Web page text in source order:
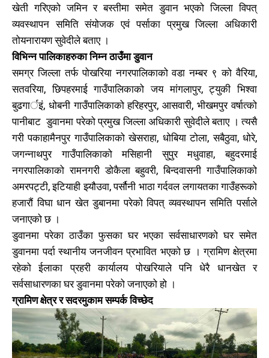
काबिलखबर एफएम सुन्नुहोस
उज्यालो एफएम सुन्नुहोस
समाचार 1080
काबिलखबर एफएम सुन्नुहोस
उज्यालो एफएम सुन्नुहोस
समाचार 1080
खेती गरिएको जमिन र बस्तीमा समेत डुवान भएको जिल्ला विपत्
व्यवस्थापन समिति संयोजक एवं पर्साका प्रमुख जिल्ला अधिकारी
तोयनारायण सुवेदीले बताए ।
विभिन्न पालिकाहरुका निम्न ठाउँमा डुवान
समग्र जिल्ला तर्फ पोखरिया नगरपालिकाको वडा नम्बर ९ को वैरिया,
सतवरिया, छिपहरमाई गाउँपालिकाको जय मांगलापुर, ट्युकी भिश्वा
बुढगार्इं, धोबनी गाउँपालिकाको हरिहरपुर, आसवारी, भीखमपुर वर्षात्को
पानीबाट डुवानमा परेको प्रमुख जिल्ला अधिकारी सुवेदीले बताए । त्यसै
गरी पकाहामैनपुर गाउँपालिकाको खेसराहा, धोबिया टोला, सबैठुवा, धोरे,
जगन्नाथपुर गाउँपालिकाको मसिहानी सुपुर मधुवाहा, बहुदरमाई
नगरपालिकाको रामनगरी डोकैला बहुवरी, बिन्दवासनी गाउँपालिकाको
अमरपट्टी, इटियाही झ्यौउवा, पर्सौनी भाठा गर्दवल लगायतका गाउँहरूको
हजारौं विघा धान खेत डुबानमा परेको विपत् व्यवस्थापन समिति पर्साले
जनाएको छ ।
डुवानमा परेका ठाउँका फुसका घर भएका सर्वसाधारणको घर समेत
डुवानमा पर्दा स्थानीय जनजीवन प्रभावित भएको छ । ग्रामिण क्षेत्रमा
रहेको ईलाका प्रहरी कार्यालय पोखरियाले पनि धेरै धानखेत र
सर्वसाधारणका घर डुवानमा परेको जनाएको हो ।
ग्रामिण क्षेत्र र सदरमुकाम सम्पर्क विच्छेद